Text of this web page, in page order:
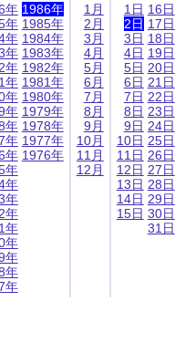
年
年
年
年
年
年
年
年
年
年
年
年
年
年
年
年
年
年
年
年
1986年
1985年
1984年
1983年
1982年
1981年
1980年
1979年
1978年
1977年
1976年
1月
2月
3月
4月
5月
6月
7月
8月
9月
10月
11月
12月
1日
2日
3日
4日
5日
6日
7日
8日
9日
10日
11日
12日
13日
14日
15日
16日
17日
18日
19日
20日
21日
22日
23日
24日
25日
26日
27日
28日
29日
30日
31日